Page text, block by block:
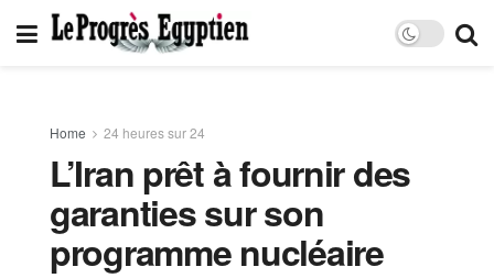
Home 24 heures sur 24
L’Iran prêt à fournir des
garanties sur son
programme nucléaire